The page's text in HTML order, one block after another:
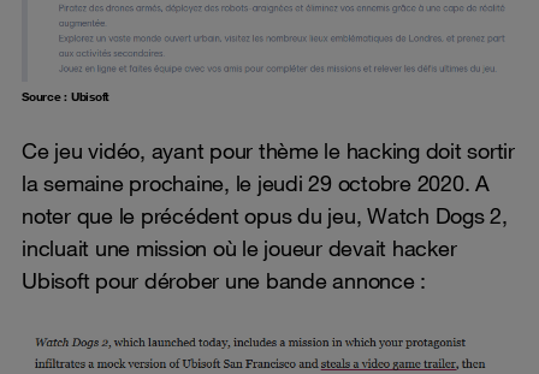
Source : Ubisoft
Ce jeu vidéo, ayant pour thème le hacking doit sortir
la semaine prochaine, le jeudi 29 octobre 2020. A
noter que le précédent opus du jeu, Watch Dogs 2,
incluait une mission où le joueur devait hacker
Ubisoft pour dérober une bande annonce :